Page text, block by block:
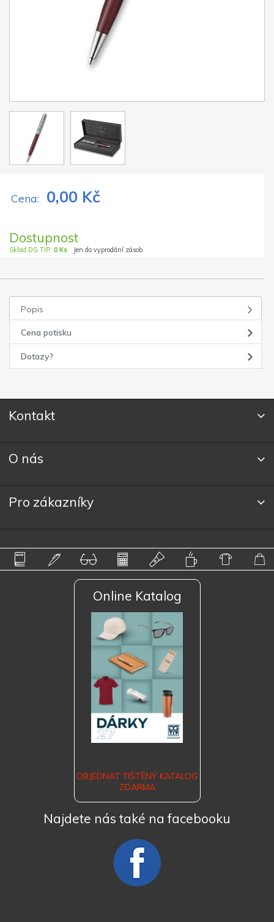
Cena: 0,00 Kč
Dostupnost
Sklad DG TIP: 0 Ks Jen do vyprodání zásob
Popis
Cena potisku
Dotazy?
Kontakt
O nás
Pro zákazníky
Online Katalog
OBJEDNAT TIŠTĚNÝ KATALOG
ZDARMA
Najdete nás také na facebooku